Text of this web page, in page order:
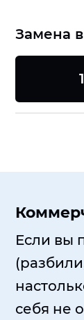
Замена
Если вы
себя не